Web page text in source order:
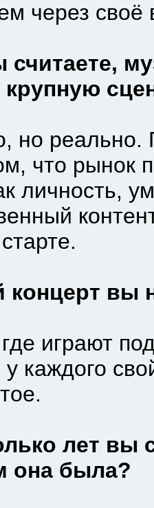
через своё
считаете,
реально.
что рынок
личность,
концерт вы
играют
каждого
лет вы
она была?